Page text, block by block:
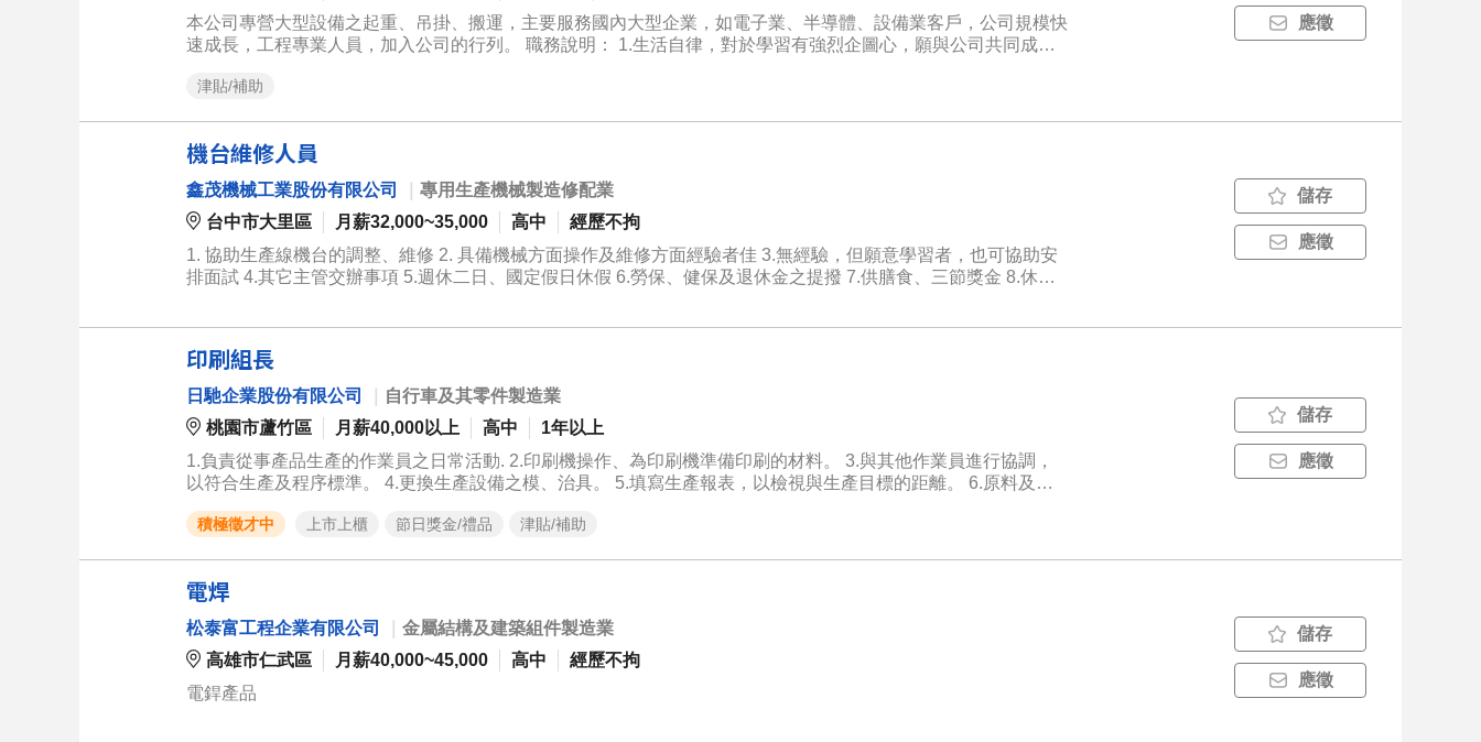
驗，願意學習**NT$55,000～60,000** --- 參考年薪（未含加班費、出差津貼、年終獎金） ***堆高機有證照：**約
72～84萬元** ** 堆高機無證照：**約72～78萬元** *願意學習：**約66～72萬元** > **實際收入將依加班時數、出
差天數、工作能力及年度績效而定，年度總收入通常高於上述參考年薪。** --- $$$ 技術津貼$$$ 公司鼓勵同仁持
續提升專業技能，凡持有相關專業證照並符合公司作業需求者且符合考核資格者，皆可享有技術津貼。 $移動式起
重機（移動式吊車）操作人員證照$ * 持有合法有效之**移動式起重機（移動式吊車）操作人員證照**，並經公司評
估可獨立配 $$ 薪資範例$$ * 堆高機有證照(有經驗)：**NT$60,000～70,000／月** * 再持有移動式起重機操作人員
證照：**最高可達 NT$75,000／月** > **能力越強、證照越多、收入越高。公司提供完善的薪資成長制度，依工作
能力、技術、證照及工作表現定期檢視薪資，讓每一分努力都能獲得實際回饋。** --- $$$ 公司法定保障$$$ ✔勞
保、健保、勞工退休金提撥 ✔ 加班費依法給付 !! 公司福利 !! ✔ 出差津貼 ✔ 出差期間提供住宿 ✔ 年終獎金（依公司
營運及個人績效發放） ✔ 完整教育訓練 ✔ 明確升遷制度 ✔穩定工程案件，工作長期有保障 --- !! 我們期待這樣的
你!! ✔ 能獨立駕駛43噸拖車。 ✔ 愛惜車輛、重視安全、工作細心。 ✔ 願意學習大型設備搬運及吊裝技術。 ✔ 樂於
團隊合作，能配合工程調度。 --- 為什麼選擇搬運部？ 我們不是一般貨運公司，而是專業從事**大型設備搬運、重
件吊裝及特殊運輸**，服務對象涵蓋科技產業、公共工程及大型企業。 加入我們，你不只是駕駛拖車，更是大型工
本公司專營大型設備之起重、吊掛、搬運，主要服務國內大型企業，如電子業、半導體、設備業客戶，公司規模快
速成長，工程專業人員，加入公司的行列。 職務說明： 1.生活自律，對於學習有強烈企圖心，願與公司共同成
提供三節禮金或禮品。
津貼/補助
應徵
機台維修人員
鑫茂機械工業股份有限公司
專用生產機械製造修配業
台中市大里區
月薪32,000~35,000 高中
經歷不拘
1. 協助生產線機台的調整、維修 2. 具備機械方面操作及維修方面經驗者佳 3.無經驗，但願意學習者，也可協助安
排面試 4.其它主管交辦事項 5.週休二日、國定假日休假 6.勞保、健保及退休金之提撥 7.供膳食、三節獎金 8.休息
儲存
應徵
印刷組長
日馳企業股份有限公司
自行車及其零件製造業
桃園市蘆竹區
月薪40,000以上 高中
1年以上
1.負責從事產品生產的作業員之日常活動. 2.印刷機操作、為印刷機準備印刷的材料。 3.與其他作業員進行協調，
以符合生產及程序標準。 4.更換生產設備之模、治具。 5.填寫生產報表，以檢視與生產目標的距離。 6.原料及產
積極徵才中 上市上櫃 節日獎金/禮品 津貼/補助
儲存
應徵
電焊
松泰富工程企業有限公司
金屬結構及建築組件製造業
高雄市仁武區
月薪40,000~45,000 高中
經歷不拘
電銲產品
儲存
應徵